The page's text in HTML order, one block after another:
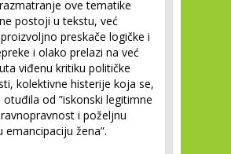
ove tematike
postoji u tekstu, već
preskače logičke i
i olako prelazi na već
viđenu kritiku političke
kolektivne histerije koja se,
otuđila od ”iskonski legitimne
i poželjnu
emancipaciju žena”.